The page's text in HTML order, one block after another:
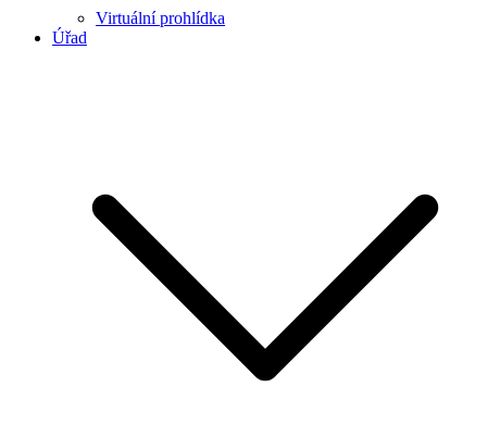
Virtuální prohlídka
Úřad